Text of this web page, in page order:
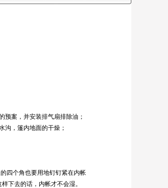
预案，并安装排气扇排除油；
沟，篷内地面的干燥；
四个角也要用地钉钉紧在内帐
下去的话，内帐才不会湿。